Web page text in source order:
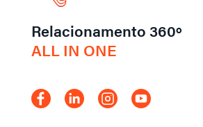
Relacionamento 360º
ALL IN ONE